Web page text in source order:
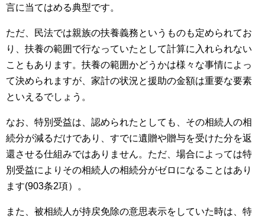
言に当てはめる典型です。
ただ、民法では親族の扶養義務というものも定められてお
り、扶養の範囲で行なっていたとして計算に入れられない
こともあります。扶養の範囲かどうかは様々な事情によっ
て決められますが、家計の状況と援助の金額は重要な要素
といえるでしょう。
なお、特別受益は、認められたとしても、その相続人の相
続分が減るだけであり、すでに遺贈や贈与を受けた分を返
還させる仕組みではありません。ただ、場合によっては特
別受益によりその相続人の相続分がゼロになることはあり
ます(903条2項）。
また、被相続人が持戻免除の意思表示をしていた時は、特